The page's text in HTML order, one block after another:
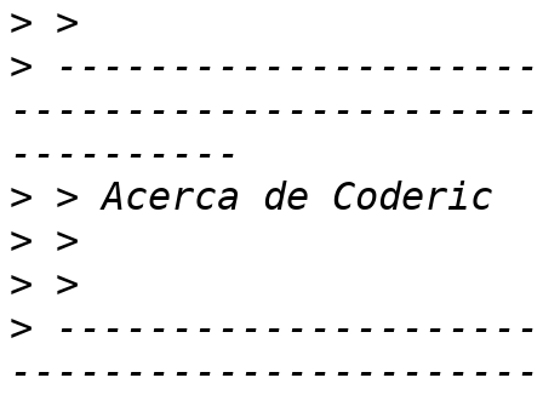
>
>
>
>
>
>